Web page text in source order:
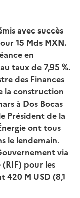
avec succès
15 Mds MXN.
en
taux de 7,95 %.
des Finances
la construction
à Dos Bocas
Président de la
ont tous
le lendemain.
via
(RIF) pour les
M USD (8,1